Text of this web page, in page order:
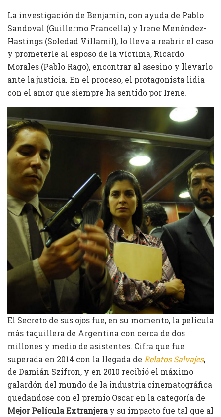
La investigación de Benjamín, con ayuda de Pablo
Sandoval (Guillermo Francella) y Irene Menéndez-
Hastings (Soledad Villamil), lo lleva a reabrir el caso
y prometerle al esposo de la víctima, Ricardo
Morales (Pablo Rago), encontrar al asesino y llevarlo
ante la justicia. En el proceso, el protagonista lidia
con el amor que siempre ha sentido por Irene.
El Secreto de sus ojos fue, en su momento, la película
más taquillera de Argentina con cerca de dos
millones y medio de asistentes. Cifra que fue
superada en 2014 con la llegada de Relatos Salvajes,
de Damián Szifron, y en 2010 recibió el máximo
galardón del mundo de la industria cinematográfica
quedandose con el premio Oscar en la categoría de
Mejor Película Extranjeray su impacto fue tal que al